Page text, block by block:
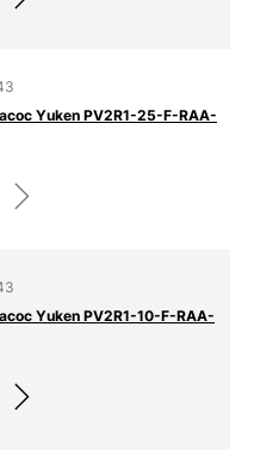
Yuken PV2R1-25-F-RAA-
Yuken PV2R1-10-F-RAA-